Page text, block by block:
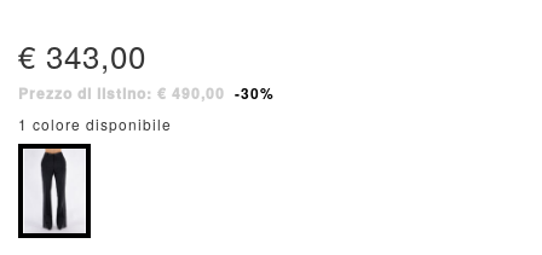
€ 343,00
Prezzo di listino: € 490,00 -30%
1 colore disponibile